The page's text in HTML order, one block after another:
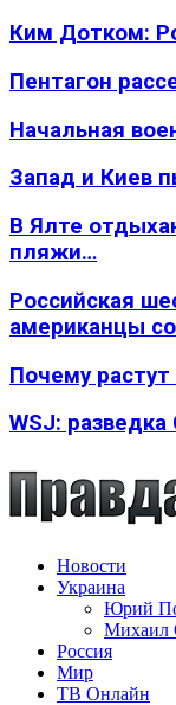
Ким Дотком:
Пентагон
Начальная
Запад и Киев
В Ялте
пляжи…
Российская
американцы
Почему
WSJ:
Новости
Украина
Юрий
Михаил
Россия
Мир
ТВ Онлайн